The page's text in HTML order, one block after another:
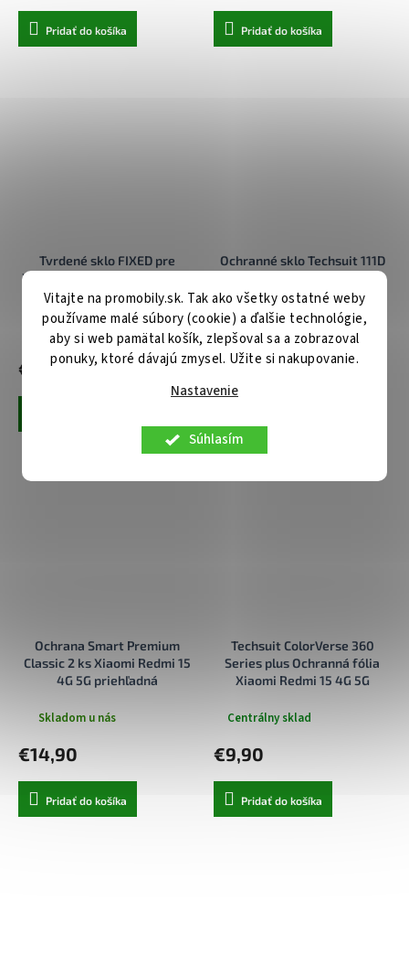
Vitajte na promobily.sk. Tak ako všetky ostatné weby
používame malé súbory (cookie) a ďalšie technológie,
aby si web pamätal košík, zlepšoval sa a zobrazoval
ponuky, ktoré dávajú zmysel. Užite si nakupovanie.
Nastavenie
Súhlasím
Pridať do košíka Pridať do košíka
Tvrdené sklo FIXED pre
Xiaomi Redmi 15 5G, 2ks, číre
Centrálny sklad
€12,90
Ochranné sklo Techsuit 111D
Privacy Full Glue pre Xiaomi
Redmi 15 čierne
Skladom u nás
€7,90
Ochrana Smart Premium
Classic 2 ks Xiaomi Redmi 15
4G 5G priehľadná
Skladom u nás
€14,90
Pridať do košíka
Techsuit ColorVerse 360
Series plus Ochranná fólia
Xiaomi Redmi 15 4G 5G
Centrálny sklad
€9,90
Pridať do košíka